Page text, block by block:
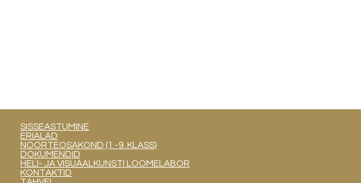
SISSEASTUMINE
ERIALAD
NOORTEOSAKOND (1.-9. KLASS)
DOKUMENDID
HELI- JA VISUAALKUNSTI LOOMELABOR
KONTAKTID